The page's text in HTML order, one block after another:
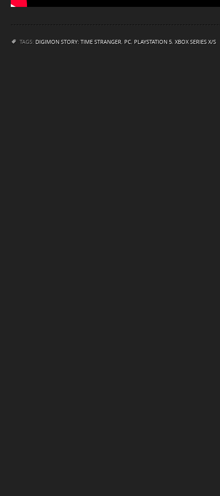
TAGS: DIGIMON STORY: TIME STRANGER, PC, PLAYSTATION 5, XBOX SERIES X/S